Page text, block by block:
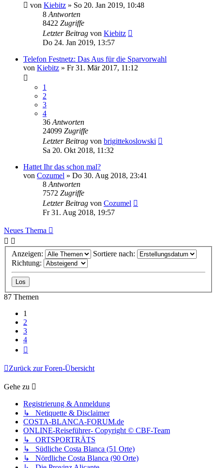
von Kiebitz » So 20. Jan 2019, 10:48
8 Antworten
8422 Zugriffe
Letzter Beitrag von Kiebitz
Do 24. Jan 2019, 13:57
Telefon Festnetz: Das Aus für die Sparvorwahl
von Kiebitz » Fr 31. Mär 2017, 11:12
1
2
3
4
36 Antworten
24099 Zugriffe
Letzter Beitrag von brigittekoslowski
Sa 20. Okt 2018, 11:32
Hattet Ihr das schon mal?
von Cozumel » Do 30. Aug 2018, 23:41
8 Antworten
7572 Zugriffe
Letzter Beitrag von Cozumel
Fr 31. Aug 2018, 19:57
Neues Thema
Anzeigen:
Sortiere nach:
Richtung:
87 Themen
1
2
3
4
Zurück zur Foren-Übersicht
Gehe zu
Registrierung & Anmeldung
↳ Netiquette & Disclaimer
COSTA-BLANCA-FORUM.de
ONLINE-Reiseführer- Copyright © CBF-Team
↳ ORTSPORTRÄTS
↳ Südliche Costa Blanca (51 Orte)
↳ Nördliche Costa Blanca (90 Orte)